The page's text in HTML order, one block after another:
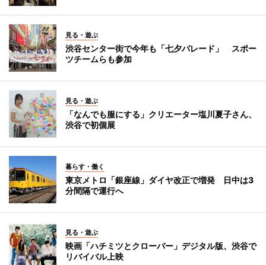
見る・遊ぶ
渋谷センター街で今年も「七夕パレード」 スポー
ツチームらも参加
見る・遊ぶ
「なんでも服にする」クリエーター塩川夏子さん、
渋谷で初個展
暮らす・働く
東京メトロ「銀座線」ダイヤ改正で増発 日中は3
分間隔で運行へ
見る・遊ぶ
映画「ハチミツとクローバー」デジタル版、渋谷で
リバイバル上映